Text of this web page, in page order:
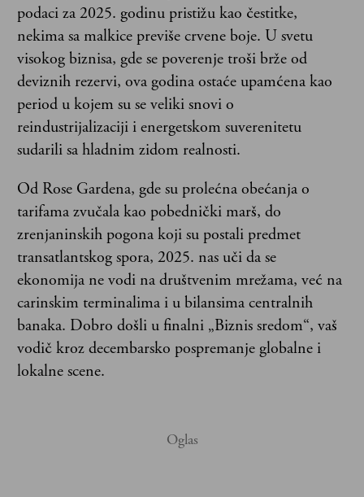
podaci za 2025. godinu pristižu kao čestitke,
nekima sa malkice previše crvene boje. U svetu
visokog biznisa, gde se poverenje troši brže od
deviznih rezervi, ova godina ostaće upamćena kao
period u kojem su se veliki snovi o
reindustrijalizaciji i energetskom suverenitetu
sudarili sa hladnim zidom realnosti.
Od Rose Gardena, gde su prolećna obećanja o
tarifama zvučala kao pobednički marš, do
zrenjaninskih pogona koji su postali predmet
transatlantskog spora, 2025. nas uči da se
ekonomija ne vodi na društvenim mrežama, već na
carinskim terminalima i u bilansima centralnih
banaka. Dobro došli u finalni „Biznis sredom“, vaš
vodič kroz decembarsko pospremanje globalne i
lokalne scene.